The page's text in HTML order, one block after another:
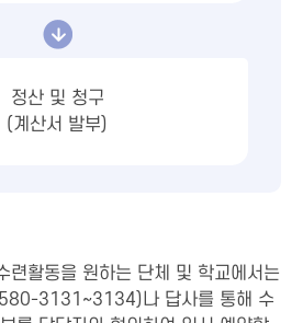
정산 및 청구
(계산서 발부)
련활동을 원하는 단체 및 학교에서는
3131~3134)나 답사를 통해 수